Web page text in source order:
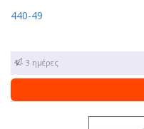
440-49
1 - 3 ημέρες